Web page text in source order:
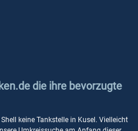
die ihre bevorzugte
keine Tankstelle in Kusel. Vielleicht